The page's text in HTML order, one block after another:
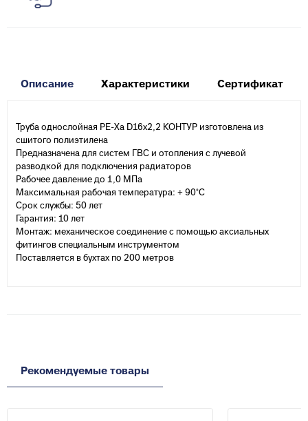
Описание Характеристики Сертификат
Труба однослойная PE-Xa D16х2,2 КОНТУР изготовлена из
сшитого полиэтилена
Предназначена для систем ГВС и отопления с лучевой
разводкой для подключения радиаторов
Рабочее давление до 1,0 МПа
Максимальная рабочая температура: + 90°С
Срок службы: 50 лет
Гарантия: 10 лет
Монтаж: механическое соединение с помощью аксиальных
фитингов специальным инструментом
Поставляется в бухтах по 200 метров
Рекомендуемые товары